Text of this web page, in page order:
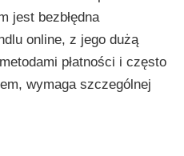
jest bezbłędna
online, z jego dużą
płatności i często
wymaga szczególnej